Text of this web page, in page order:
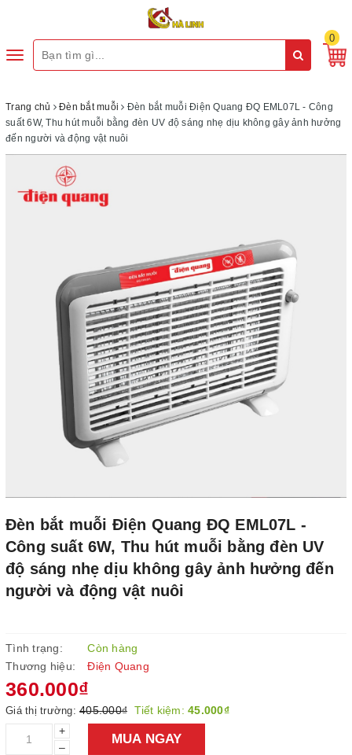
Toggle
0
Trang chủ Đèn bắt muỗi
Đèn bắt muỗi Điện Quang ĐQ EML07L - Công
suất 6W, Thu hút muỗi bằng đèn UV độ sáng nhẹ dịu không gây ảnh hưởng
đến người và động vật nuôi
Đèn bắt muỗi Điện Quang ĐQ EML07L -
Công suất 6W, Thu hút muỗi bằng đèn UV
độ sáng nhẹ dịu không gây ảnh hưởng đến
người và động vật nuôi
Tình trạng:
Còn hàng
Thương hiệu:
Điện Quang
360.000₫
Giá thị trường: 405.000₫ Tiết kiệm: 45.000₫
+
–
MUA NGAY